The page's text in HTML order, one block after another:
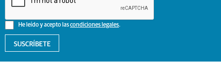
He leído y acepto lascondiciones legales.
SUSCRÍBETE